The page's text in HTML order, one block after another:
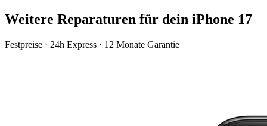
Weitere Reparaturen für dein iPhone 17
Festpreise · 24h Express · 12 Monate Garantie